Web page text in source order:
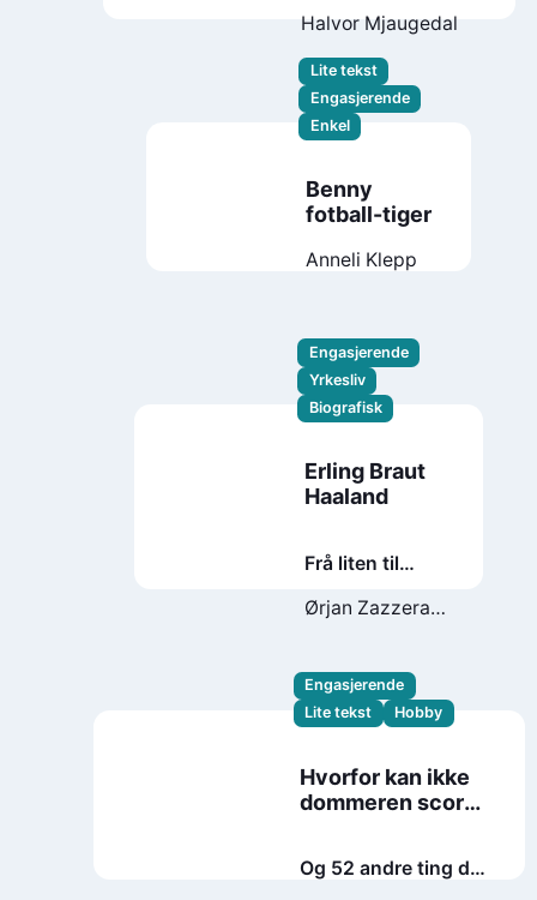
Halvor Mjaugedal
Lite tekst
Engasjerende
Enkel
Benny
fotball-tiger
Anneli Klepp
Engasjerende
Yrkesliv
Biografisk
Erling Braut
Haaland
Frå liten til
Ørjan Zazzera
Engasjerende
Lite tekst
Hobby
Hvorfor kan ikke
dommeren score
Og 52 andre ting du